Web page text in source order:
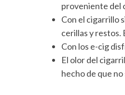
proveniente del
Con el cigarrillo
cerillas y restos.
Con los e-cig
El olor del
hecho de que